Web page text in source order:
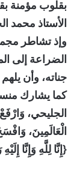
​بقلوب مؤمنة
الأستاذ محمد
​وإذ تشاطر
الضراعة إلى
جناته، وأن
​كما يشارك
الجليحي،
الْعَالَمِينَ،
​{إِنَّا لِلَّهِ وَإِنَّا